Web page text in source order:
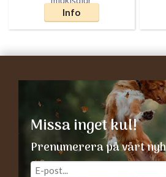
Info
Missa inget kul!
Prenumerera på vårt